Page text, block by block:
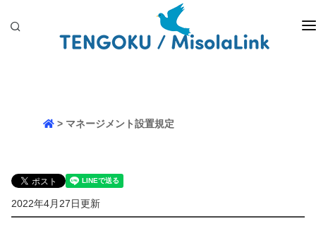
予約・お見積り
> マネージメント設置規定
2022年4月27日更新